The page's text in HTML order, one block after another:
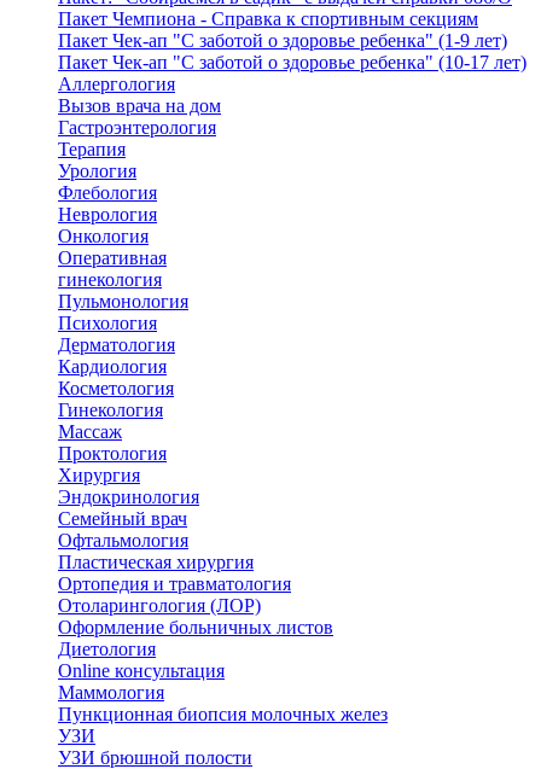
Пакет Чемпиона - Справка к спортивным секциям
Пакет Чек-ап "С заботой о здоровье ребенка" (1-9 лет)
Пакет Чек-ап "С заботой о здоровье ребенка" (10-17 лет)
Аллергология
Вызов врача на дом
Гастроэнтерология
Терапия
Урология
Флебология
Неврология
Онкология
Оперативная
гинекология
Пульмонология
Психология
Дерматология
Кардиология
Косметология
Гинекология
Массаж
Проктология
Хирургия
Эндокринология
Семейный врач
Офтальмология
Пластическая хирургия
Ортопедия и травматология
Отоларингология (ЛОР)
Оформление больничных листов
Диетология
Online консультация
Маммология
Пункционная биопсия молочных желез
УЗИ
УЗИ брюшной полости